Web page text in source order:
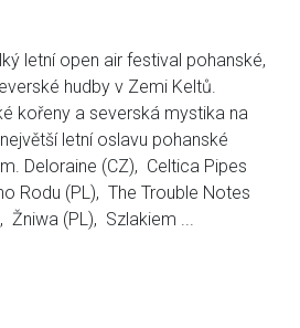
letní open air festival pohanské,
hudby v Zemi Keltů.
kořeny a severská mystika na
letní oslavu pohanské
Deloraine (CZ), Celtica Pipes
Rodu (PL), The Trouble Notes
Žniwa (PL), Szlakiem ...